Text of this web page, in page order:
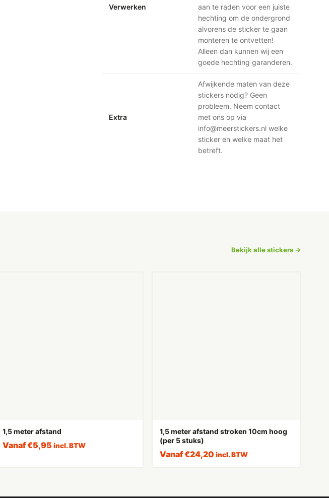
Verwerken
aan te raden voor een juiste
hechting om de ondergrond
alvorens de sticker te gaan
monteren te ontvetten!
Alleen dan kunnen wij een
goede hechting garanderen.
Extra
Afwijkende maten van deze
stickers nodig? Geen
probleem. Neem contact
met ons op via
info@meerstickers.nl welke
sticker en welke maat het
betreft.
Bekijk alle stickers →
1,5 meter afstand
Vanaf€5,95 incl. BTW
1,5 meter afstand stroken 10cm hoog
(per 5 stuks)
Vanaf€24,20 incl. BTW